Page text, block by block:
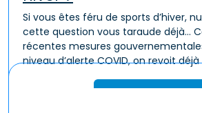
Si vous êtes féru de sports d’hiver,
cette question vous taraude déjà…
récentes mesures
niveau d’alerte COVID, on revoit déjà